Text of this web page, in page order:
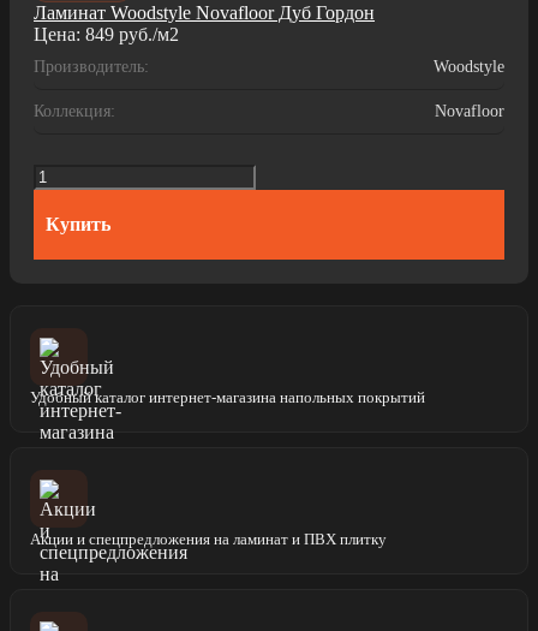
Ламинат Woodstyle Novafloor Дуб Гордон
Цена: 849 руб./м2
Производитель: Woodstyle
Коллекция: Novafloor
Купить
Удобный каталог интернет-магазина напольных покрытий
Акции и спецпредложения на ламинат и ПВХ плитку